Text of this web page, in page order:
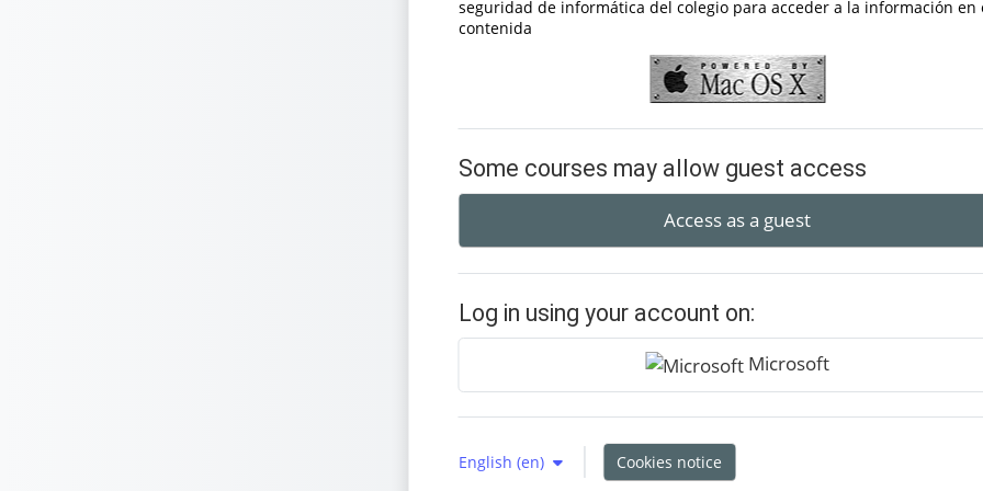
seguridad de informática del colegio para acceder a la información en
contenida
Some courses may allow guest access
Access as a guest
Log in using your account on:
Microsoft
English ‎(en)‎ Cookies notice